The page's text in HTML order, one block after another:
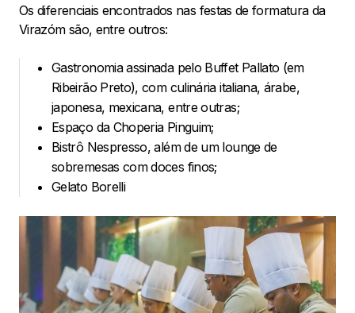
Os diferenciais encontrados nas festas de formatura da
Virazóm são, entre outros:
Gastronomia assinada pelo Buffet Pallato (em
Ribeirão Preto), com culinária italiana, árabe,
japonesa, mexicana, entre outras;
Espaço da Choperia Pinguim;
Bistrô Nespresso, além de um lounge de
sobremesas com doces finos;
Gelato Borelli